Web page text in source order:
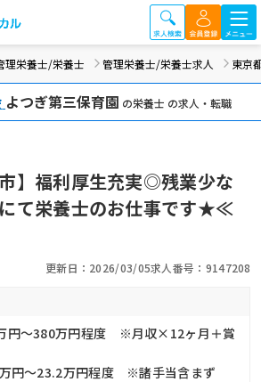
理栄養士/栄養士 管理栄養士/栄養士求人 東京
よつぎ第三保育園 の栄養士 の求人・転職
市】福利厚生充実◎残業少な
て栄養士のお仕事です★≪
更新日：2026/03/05求人番号：9147208
万円〜380万円程度 ※月収×12ヶ月＋賞
万円〜23.2万円程度 ※諸手当含まず